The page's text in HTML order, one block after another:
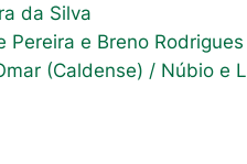
da Silva
Pereira e Breno Rodrigues
(Caldense) / Núbio e